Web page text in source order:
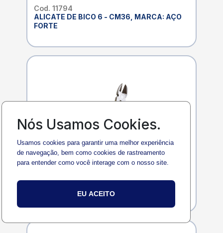
Cod. 11794
ALICATE DE BICO 6 - CM36, MARCA: AÇO
FORTE
Cod. 11795
ALICATE DE CORTE 6 - CM60
Nós Usamos Cookies.
Usamos cookies para garantir uma melhor experiência
de navegação, bem como cookies de rastreamento
para entender como você interage com o nosso site.
EU ACEITO